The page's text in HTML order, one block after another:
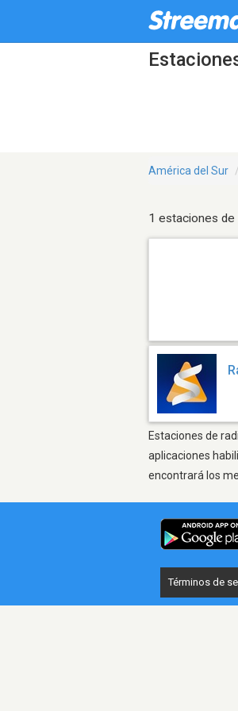
América del Sur
1 estaciones de
Estaciones de
aplicaciones
encontrará los
Términos de